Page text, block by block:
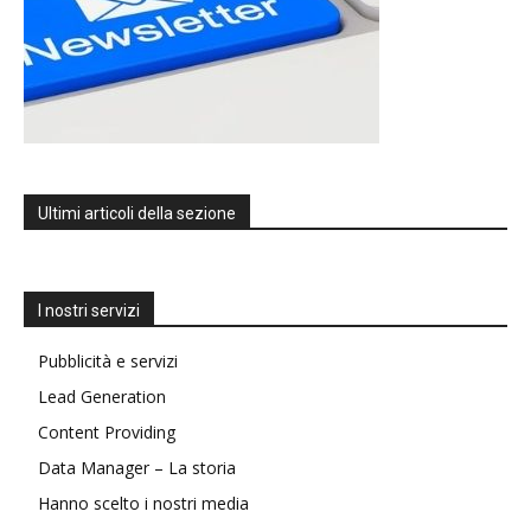
Ultimi articoli della sezione
I nostri servizi
Pubblicità e servizi
Lead Generation
Content Providing
Data Manager – La storia
Hanno scelto i nostri media